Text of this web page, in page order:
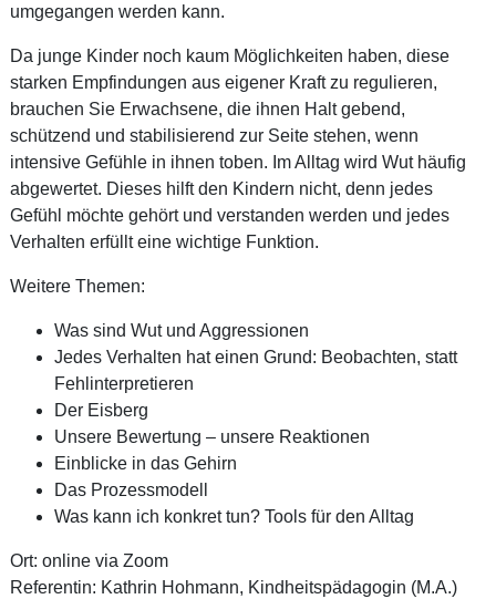
umgegangen werden kann.
Da junge Kinder noch kaum Möglichkeiten haben, diese
starken Empfindungen aus eigener Kraft zu regulieren,
brauchen Sie Erwachsene, die ihnen Halt gebend,
schützend und stabilisierend zur Seite stehen, wenn
intensive Gefühle in ihnen toben. Im Alltag wird Wut häufig
abgewertet. Dieses hilft den Kindern nicht, denn jedes
Gefühl möchte gehört und verstanden werden und jedes
Verhalten erfüllt eine wichtige Funktion.
Weitere Themen:
Was sind Wut und Aggressionen
Jedes Verhalten hat einen Grund: Beobachten, statt
Fehlinterpretieren
Der Eisberg
Unsere Bewertung – unsere Reaktionen
Einblicke in das Gehirn
Das Prozessmodell
Was kann ich konkret tun? Tools für den Alltag
Ort: online via Zoom
Referentin: Kathrin Hohmann, Kindheitspädagogin (M.A.)